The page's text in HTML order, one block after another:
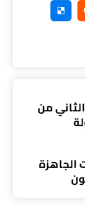
من
الجاهزة